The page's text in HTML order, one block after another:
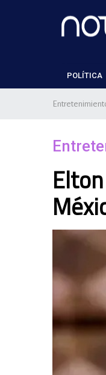
POLÍTICA